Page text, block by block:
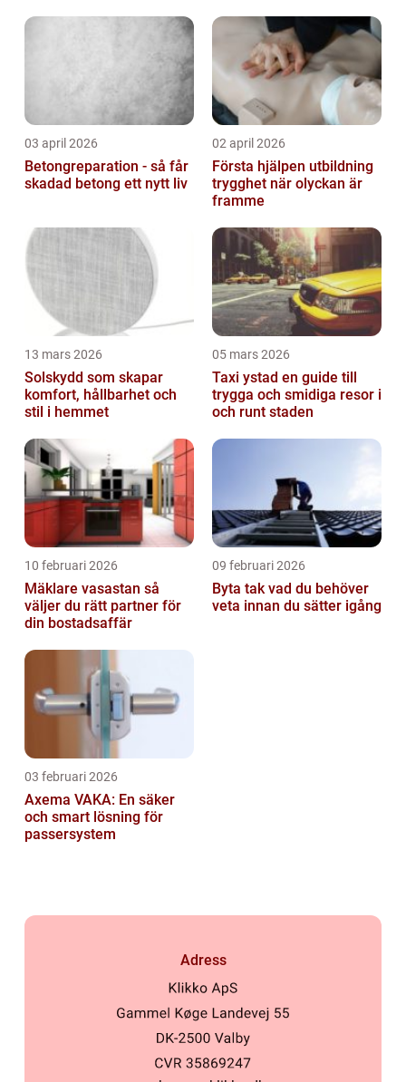
03 april 2026
Betongreparation - så får
skadad betong ett nytt liv
02 april 2026
Första hjälpen utbildning
trygghet när olyckan är
framme
13 mars 2026
Solskydd som skapar
komfort, hållbarhet och
stil i hemmet
05 mars 2026
Taxi ystad en guide till
trygga och smidiga resor i
och runt staden
10 februari 2026
Mäklare vasastan så
väljer du rätt partner för
din bostadsaffär
09 februari 2026
Byta tak vad du behöver
veta innan du sätter igång
03 februari 2026
Axema VAKA: En säker
och smart lösning för
passersystem
Adress